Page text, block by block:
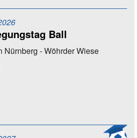
Ball
Nürnberg - Wöhrder Wiese